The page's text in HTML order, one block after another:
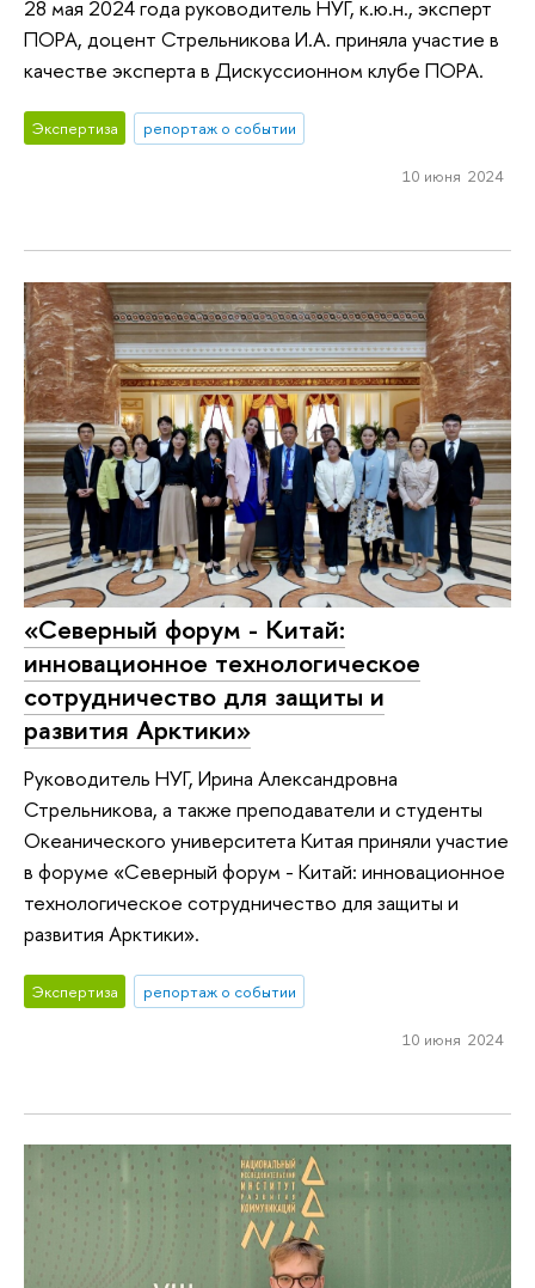
28 мая 2024 года руководитель НУГ, к.ю.н., эксперт
ПОРА, доцент Стрельникова И.А. приняла участие в
качестве эксперта в Дискуссионном клубе ПОРА.
Экспертиза репортаж о событии
10 июня 2024
«Северный форум - Китай:
инновационное технологическое
сотрудничество для защиты и
развития Арктики»
Руководитель НУГ, Ирина Александровна
Стрельникова, а также преподаватели и студенты
Океанического университета Китая приняли участие
в форуме «Северный форум - Китай: инновационное
технологическое сотрудничество для защиты и
развития Арктики».
Экспертиза репортаж о событии
10 июня 2024